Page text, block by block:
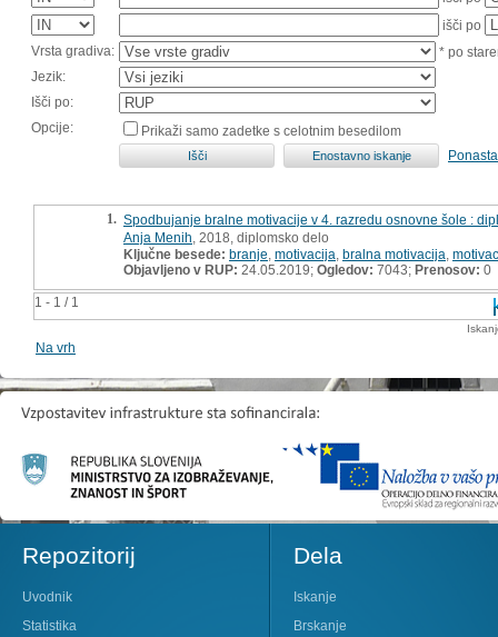
išči po
Vrsta gradiva:
* po
Jezik:
Išči po:
Opcije:
Prikaži samo zadetke s celotnim besedilom
1 - 1 / 1
1. Spodbujanje bralne motivacije v 4. razredu osnovne šole :
Anja Menih , 2018, diplomsko delo
Ključne besede: branje motivacija bralna motivacija
Objavljeno v RUP: 24.05.2019; Ogledov: 7043; Prenosov: 0
Na vrh
Repozitorij
Uvodnik
Statistika
Dela
Iskanje
Brskanje